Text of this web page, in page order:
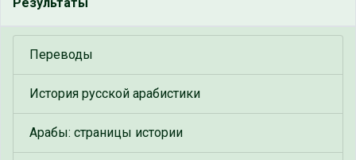
Переводы
История русской арабистики
Арабы: страницы истории